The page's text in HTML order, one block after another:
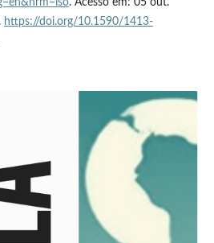
. Acesso em: 05 out.
https://doi.org/10.1590/1413-